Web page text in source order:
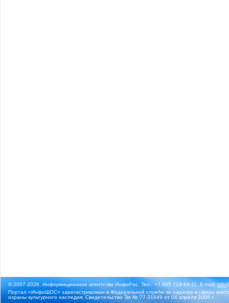
© 2007-2026, Информационное агентство ИнфоРос. Тел.: +7 495 718-84-11, E-mail:
Портал «ИнфоШОС» зарегистрирован в Федеральной службе по надзору в сфере
охраны культурного наследия. Свидетельство Эл № 77-31649 от 04 апреля 2008 г.